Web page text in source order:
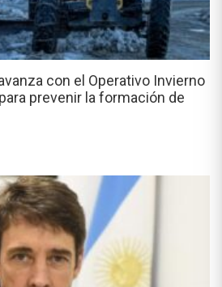
con el Operativo Invierno
prevenir la formación de